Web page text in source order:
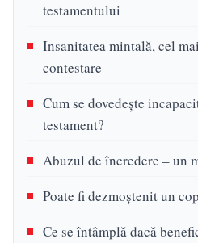
testamentului
Insanitatea mintală, cel
contestare
Cum se dovedește
testament?
Abuzul de încredere – un
Poate fi dezmoștenit un
Ce se întâmplă dacă